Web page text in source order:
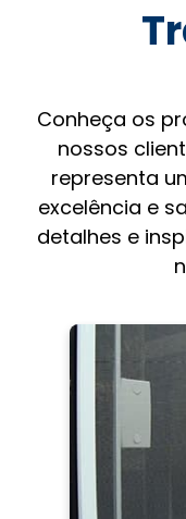
Conheça os
nossos
representa
excelência e
detalhes e